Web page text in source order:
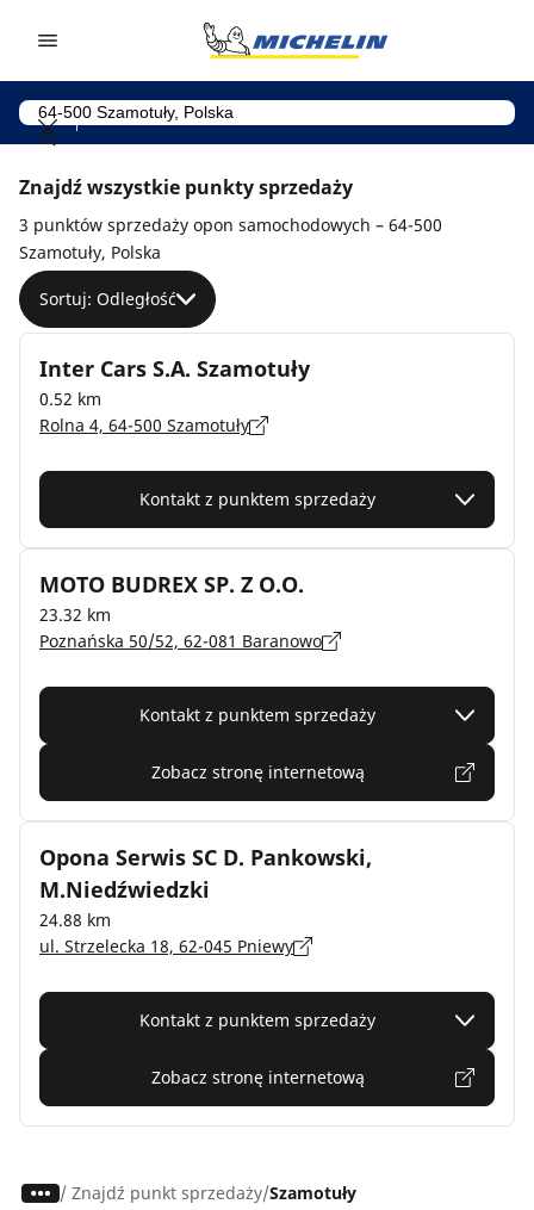
Znajdź wszystkie punkty sprzedaży
3 punktów sprzedaży opon samochodowych – 64-500
Szamotuły, Polska
Sortuj: Odległość
Inter Cars S.A. Szamotuły
0.52 km
Rolna 4, 64-500 Szamotuły
Kontakt z punktem sprzedaży
MOTO BUDREX SP. Z O.O.
23.32 km
Poznańska 50/52, 62-081 Baranowo
Kontakt z punktem sprzedaży
Zobacz stronę internetową
Opona Serwis SC D. Pankowski,
M.Niedźwiedzki
24.88 km
ul. Strzelecka 18, 62-045 Pniewy
Kontakt z punktem sprzedaży
Zobacz stronę internetową
/ Znajdź punkt sprzedaży Szamotuły